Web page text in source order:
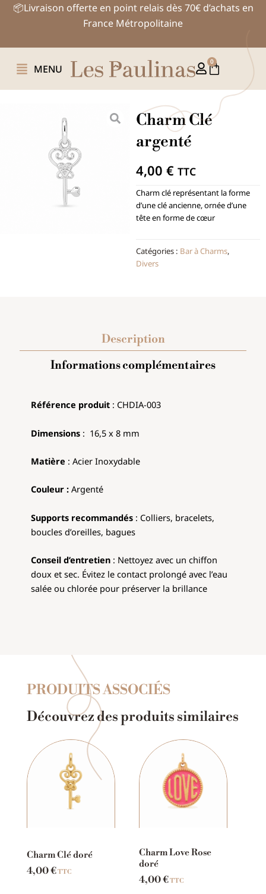
Aller📦Livraison offerte en point relais dès 70€ d’achats en
France Métropolitaine
MENU
0
Panier
Charm Clé
argenté
4,00 € TTC
Charm clé représentant la forme
d’une clé ancienne, ornée d’une
tête en forme de cœur
Catégories : Bar à Charms,
Divers
Description
Informations complémentaires
Référence produit : CHDIA-003
Dimensions : 16,5 x 8 mm
Matière : Acier Inoxydable
Couleur :Argenté
Supports recommandés : Colliers, bracelets,
boucles d’oreilles, bagues
Conseil d’entretien : Nettoyez avec un chiffon
doux et sec. Évitez le contact prolongé avec l’eau
salée ou chlorée pour préserver la brillance
PRODUITS ASSOCIÉS
Découvrez des produits similaires
Charm Clé doré
4,00€TTC
Charm Love Rose
doré
4,00€TTC